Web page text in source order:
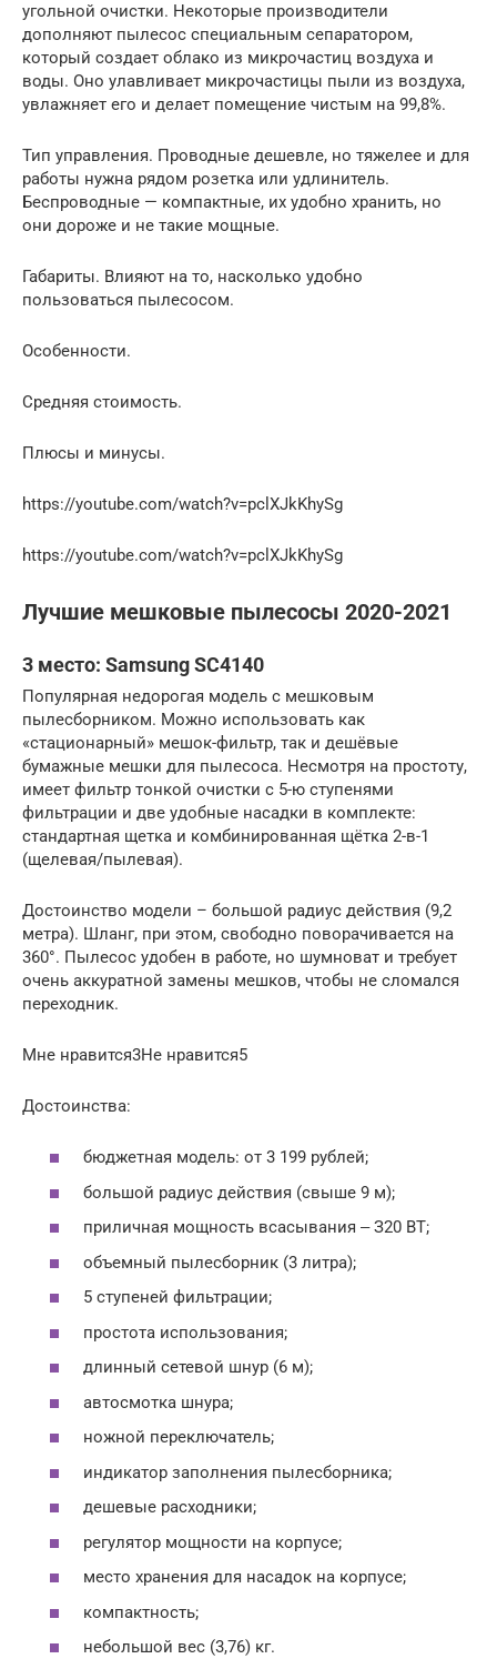
угольной очистки. Некоторые производители
дополняют пылесос специальным сепаратором,
который создает облако из микрочастиц воздуха и
воды. Оно улавливает микрочастицы пыли из воздуха,
увлажняет его и делает помещение чистым на 99,8%.
Тип управления. Проводные дешевле, но тяжелее и для
работы нужна рядом розетка или удлинитель.
Беспроводные — компактные, их удобно хранить, но
они дороже и не такие мощные.
Габариты. Влияют на то, насколько удобно
пользоваться пылесосом.
Особенности.
Средняя стоимость.
Плюсы и минусы.
https://youtube.com/watch?v=pclXJkKhySg
https://youtube.com/watch?v=pclXJkKhySg
Лучшие мешковые пылесосы 2020-2021
3 место: Samsung SC4140
Популярная недорогая модель с мешковым
пылесборником. Можно использовать как
«стационарный» мешок-фильтр, так и дешёвые
бумажные мешки для пылесоса. Несмотря на простоту,
имеет фильтр тонкой очистки с 5-ю ступенями
фильтрации и две удобные насадки в комплекте:
стандартная щетка и комбинированная щётка 2-в-1
(щелевая/пылевая).
Достоинство модели – большой радиус действия (9,2
метра). Шланг, при этом, свободно поворачивается на
360°. Пылесос удобен в работе, но шумноват и требует
очень аккуратной замены мешков, чтобы не сломался
переходник.
Мне нравится3Не нравится5
Достоинства:
бюджетная модель: от 3 199 рублей;
большой радиус действия (свыше 9 м);
приличная мощность всасывания ‒ З20 ВТ;
объемный пылесборник (3 литра);
5 ступеней фильтрации;
простота использования;
длинный сетевой шнур (6 м);
автосмотка шнура;
ножной переключатель;
индикатор заполнения пылесборника;
дешевые расходники;
регулятор мощности на корпусе;
место хранения для насадок на корпусе;
компактность;
небольшой вес (3,76) кг.